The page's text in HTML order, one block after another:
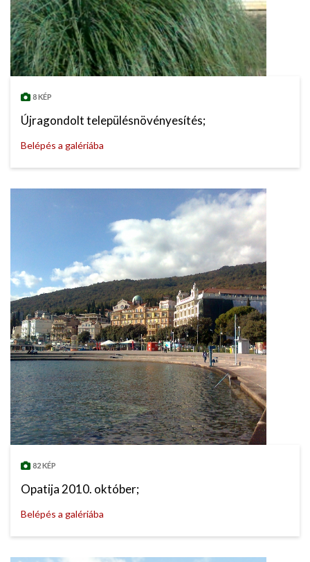
8 KÉP
Újragondolt településnövényesítés;
Belépés a galériába
82 KÉP
Opatija 2010. október;
Belépés a galériába